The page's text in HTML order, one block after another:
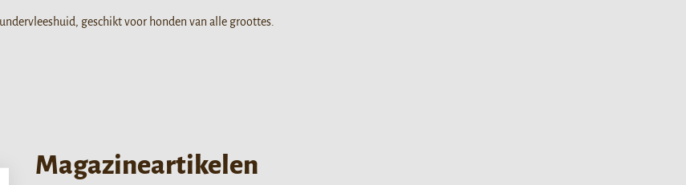
geschikt voor honden van alle groottes.
Magazineartikelen